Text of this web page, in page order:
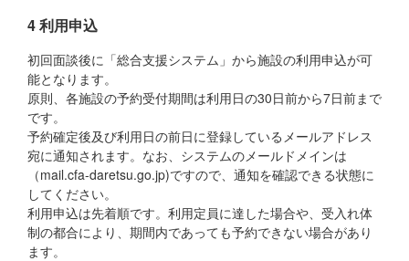
4 利用申込
初回面談後に「総合支援システム」から施設の利用申込が可
能となります。
原則、各施設の予約受付期間は利用日の30日前から7日前まで
です。
予約確定後及び利用日の前日に登録しているメールアドレス
宛に通知されます。なお、システムのメールドメインは
（mail.cfa-daretsu.go.jp)ですので、通知を確認できる状態に
してください。
利用申込は先着順です。利用定員に達した場合や、受入れ体
制の都合により、期間内であっても予約できない場合があり
ます。